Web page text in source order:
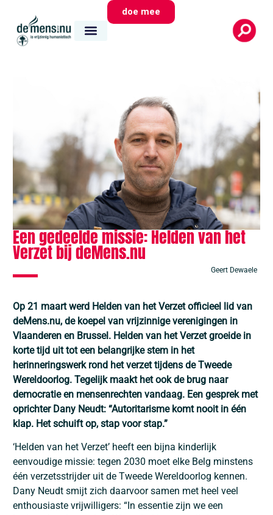
doe mee
Een gedeelde missie: Helden van het
Verzet bij deMens.nu
Geert Dewaele
Op 21 maart werd Helden van het Verzet officieel lid van
deMens.nu, de koepel van vrijzinnige verenigingen in
Vlaanderen en Brussel. Helden van het Verzet groeide in
korte tijd uit tot een belangrijke stem in het
herinneringswerk rond het verzet tijdens de Tweede
Wereldoorlog. Tegelijk maakt het ook de brug naar
democratie en mensenrechten vandaag. Een gesprek met
oprichter Dany Neudt: “Autoritarisme komt nooit in één
klap. Het schuift op, stap voor stap.”
‘Helden van het Verzet’ heeft een bijna kinderlijk
eenvoudige missie: tegen 2030 moet elke Belg minstens
één verzetsstrijder uit de Tweede Wereldoorlog kennen.
Dany Neudt smijt zich daarvoor samen met heel veel
enthousiaste vrijwilligers: “In essentie zijn we een